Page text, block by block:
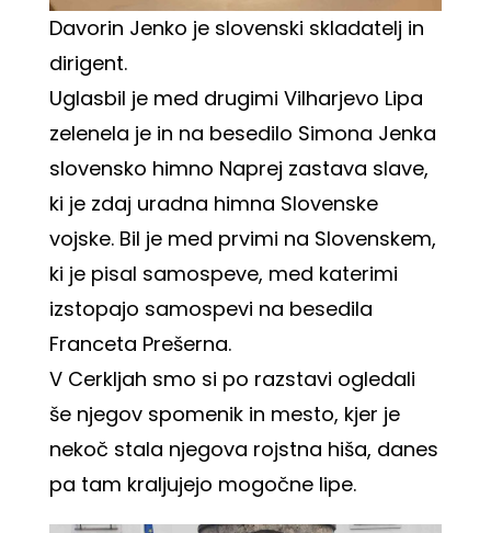
Davorin Jenko je slovenski skladatelj in
dirigent.
Uglasbil je med drugimi Vilharjevo Lipa
zelenela je in na besedilo Simona Jenka
slovensko himno Naprej zastava slave,
ki je zdaj uradna himna Slovenske
vojske. Bil je med prvimi na Slovenskem,
ki je pisal samospeve, med katerimi
izstopajo samospevi na besedila
Franceta Prešerna.
V Cerkljah smo si po razstavi ogledali
še njegov spomenik in mesto, kjer je
nekoč stala njegova rojstna hiša, danes
pa tam kraljujejo mogočne lipe.